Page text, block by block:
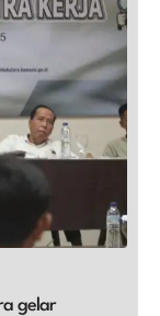
gelar